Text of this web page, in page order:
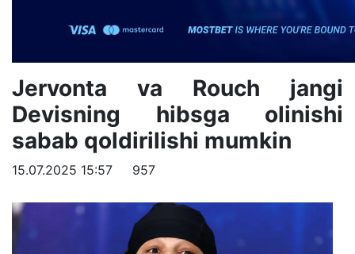
Jervonta va Rouch jangi
Devisning hibsga olinishi
sabab qoldirilishi mumkin
15.07.2025 15:57 957